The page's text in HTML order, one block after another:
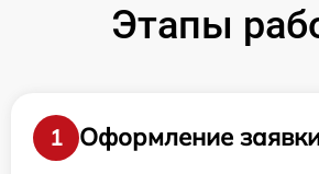
Этапы
1
Оформление